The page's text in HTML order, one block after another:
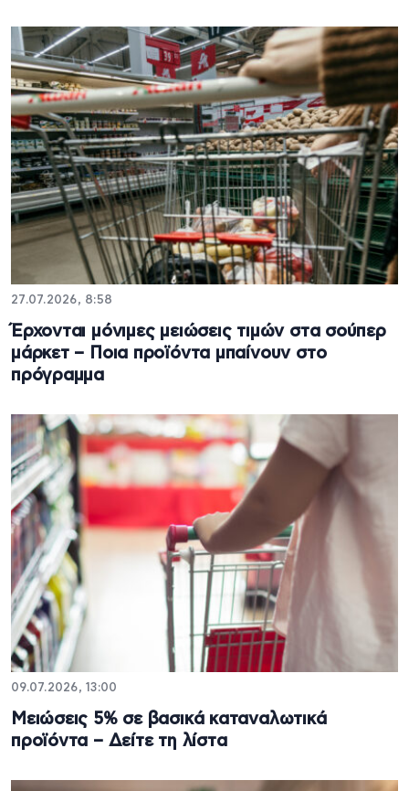
27.07.2026, 8:58
Έρχονται μόνιμες μειώσεις τιμών στα σούπερ
μάρκετ – Ποια προϊόντα μπαίνουν στο
πρόγραμμα
09.07.2026, 13:00
Μειώσεις 5% σε βασικά καταναλωτικά
προϊόντα – Δείτε τη λίστα